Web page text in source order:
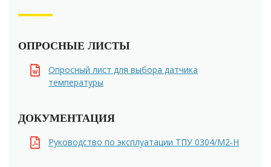
ОПРОСНЫЕ ЛИСТЫ
Опросный лист для выбора датчика
температуры
ДОКУМЕНТАЦИЯ
Руководство по эксплуатации ТПУ 0304/M2-H